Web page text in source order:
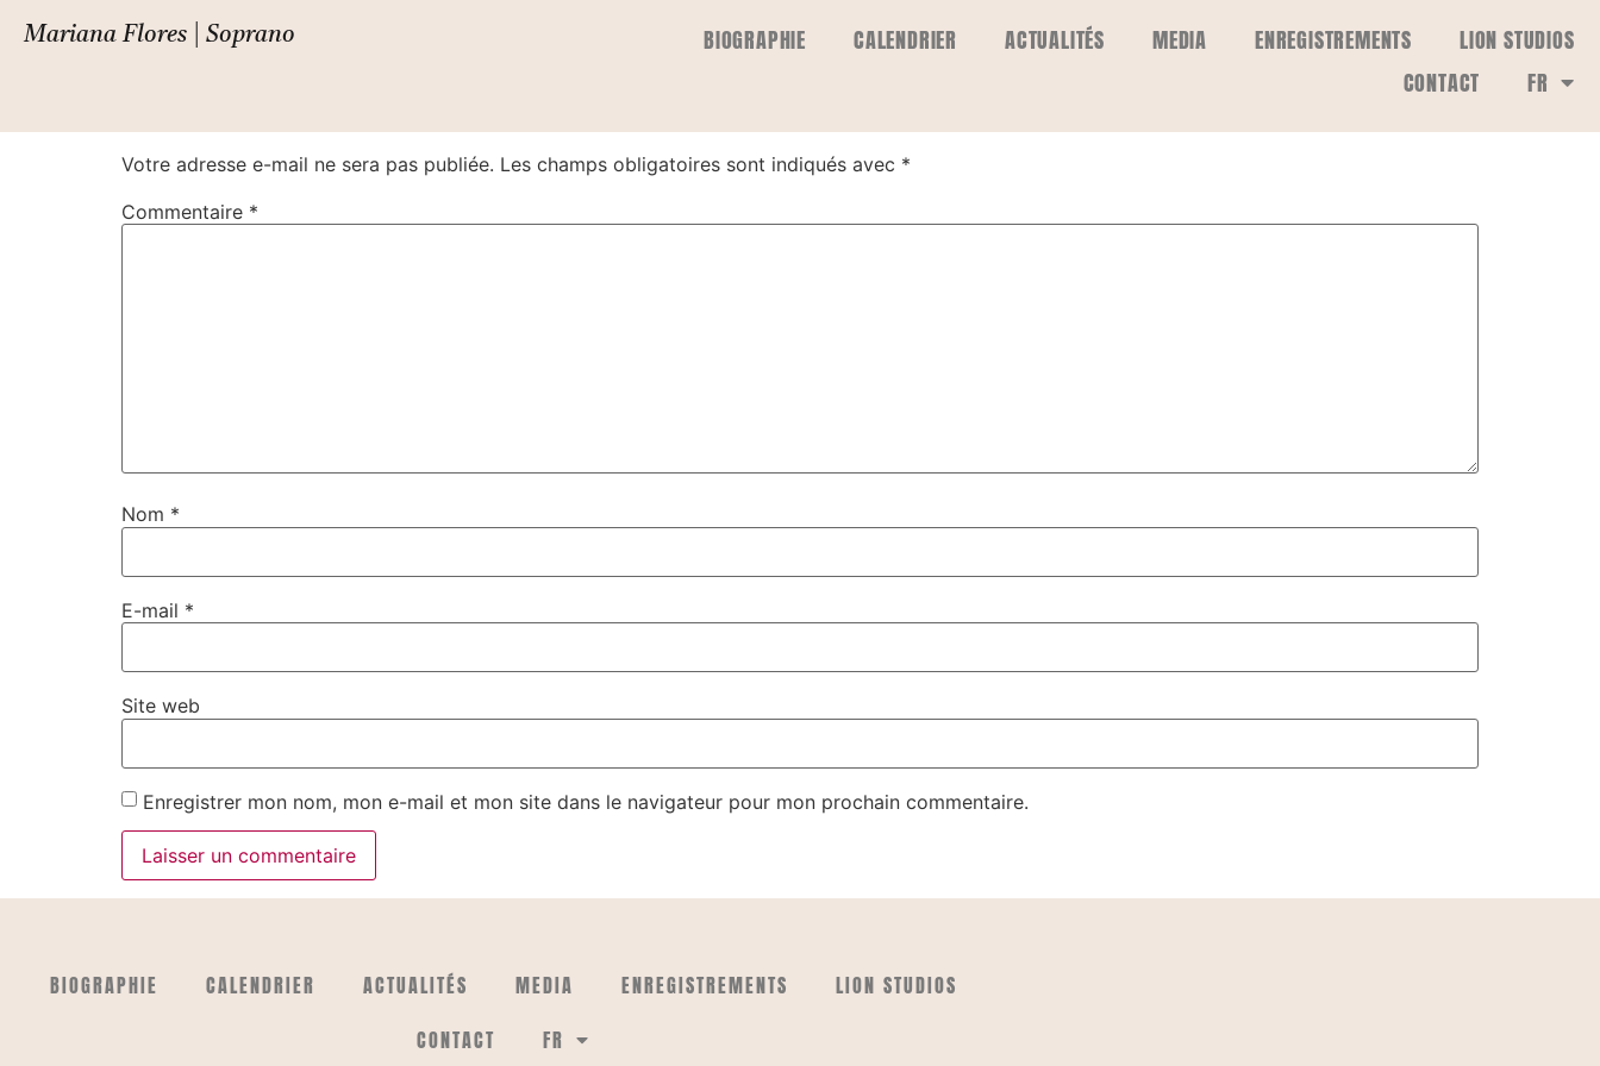
Mariana Flores | Soprano BIOGRAPHIE CALENDRIER ACTUALITÉS MEDIA ENREGISTREMENTS
LION STUDIOS
CONTACT
FR
La finta pazza
Votre adresse e-mail ne sera pas publiée. Les champs obligatoires sont indiqués avec *
Commentaire *
Nom *
E-mail *
Site web
Enregistrer mon nom, mon e-mail et mon site dans le navigateur pour mon prochain commentaire.
BIOGRAPHIE CALENDRIER ACTUALITÉS MEDIA ENREGISTREMENTS
LION STUDIOS
CONTACT
FR